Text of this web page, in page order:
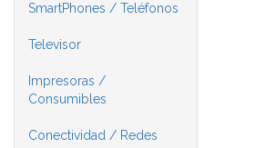
SmartPhones / Teléfonos
Televisor
Impresoras /
Consumibles
Conectividad / Redes